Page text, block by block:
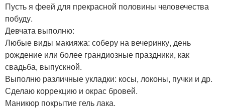
Пусть я феей для прекрасной половины человечества
побуду.
Девчата выполню:
Любые виды макияжа: соберу на вечеринку, день
рождение или более грандиозные праздники, как
свадьба, выпускной.
Выполню различные укладки: косы, локоны, пучки и др.
Сделаю коррекцию и окрас бровей.
Маникюр покрытие гель лака.